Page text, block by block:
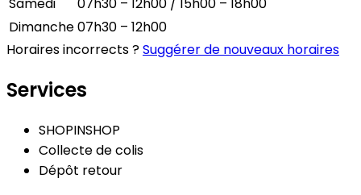
Dimanche07h30 – 12h00
Horaires incorrects ?Suggérer de nouveaux horaires
Services
SHOPINSHOP
Collecte de colis
Dépôt retour